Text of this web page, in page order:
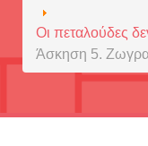
Οι πεταλούδες
Άσκηση 5.